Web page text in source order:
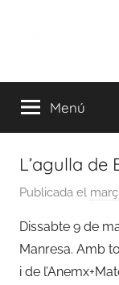
aprendre,
transmetre,
sorprendre
Menú
L’agulla de
Publicada el
Dissabte 9 de
Manresa. Amb
i de